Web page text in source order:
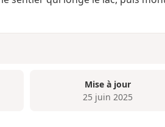
Mise à jour
25 juin 2025